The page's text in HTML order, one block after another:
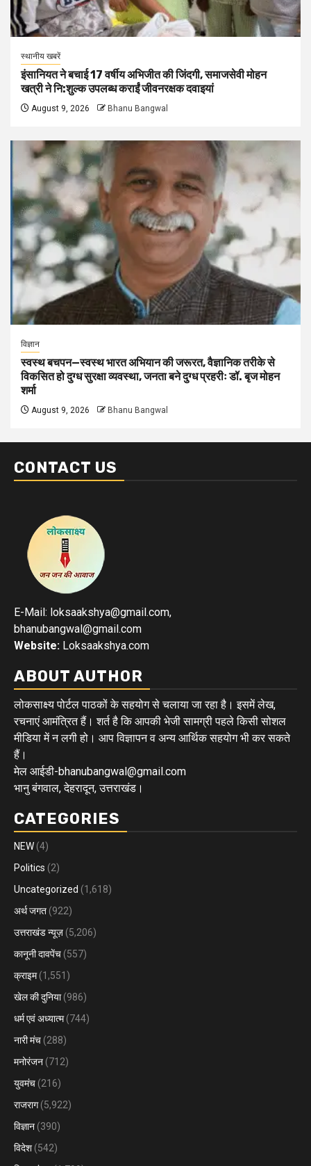
स्थानीय खबरें
इंसानियत ने बचाई 17 वर्षीय अभिजीत की जिंदगी, समाजसेवी मोहन
खत्री ने नि:शुल्क उपलब्ध कराईं जीवनरक्षक दवाइयां
August 9, 2026 Bhanu Bangwal
विज्ञान
स्वस्थ बचपन—स्वस्थ भारत अभियान की जरूरत, वैज्ञानिक तरीके से
विकसित हो दुग्ध सुरक्षा व्यवस्था, जनता बने दुग्ध प्रहरीः डॉ. बृज मोहन
शर्मा
August 9, 2026 Bhanu Bangwal
CONTACT US
E-Mail: loksaakshya@gmail.com,
bhanubangwal@gmail.com
Website: Loksaakshya.com
ABOUT AUTHOR
लोकसाक्ष्य पोर्टल पाठकों के सहयोग से चलाया जा रहा है। इसमें लेख,
रचनाएं आमंत्रित हैं। शर्त है कि आपकी भेजी सामग्री पहले किसी सोशल
मीडिया में न लगी हो। आप विज्ञापन व अन्य आर्थिक सहयोग भी कर सकते
हैं।
मेल आईडी-bhanubangwal@gmail.com
भानु बंगवाल, देहरादून, उत्तराखंड।
CATEGORIES
NEW (4)
Politics (2)
Uncategorized (1,618)
अर्थ जगत (922)
उत्तराखंड न्यूज़ (5,206)
कानूनी दावपेंच (557)
क्राइम(1,551)
खेल की दुनिया(986)
धर्म एवं अध्यात्म(744)
नारी मंच (288)
मनोरंजन (712)
युवमंच (216)
राजराग(5,922)
विज्ञान (390)
विदेश (542)